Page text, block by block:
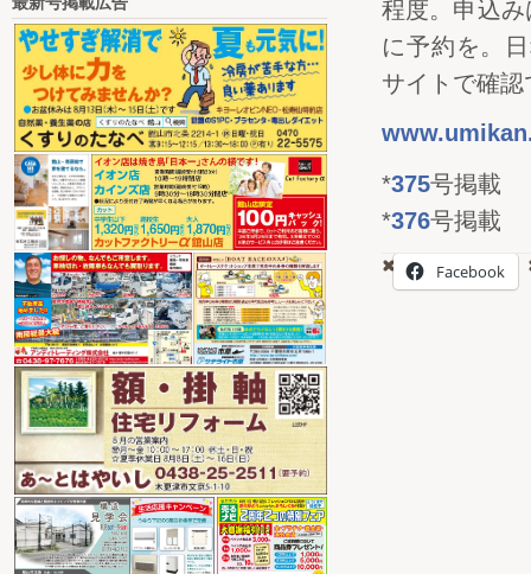
程度。申込
に予約を。
サイトで確認
*375号掲載
*376号掲載
Facebook